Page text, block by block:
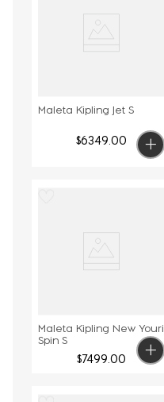
Maleta Kipling Jet S
$6349.00
Maleta Kipling New Youri
Spin S
$7499.00